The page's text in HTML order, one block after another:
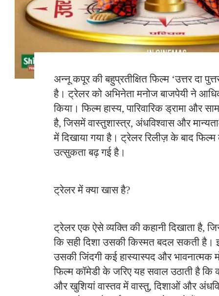
अन्नू कपूर की बहुप्रतीक्षित फिल्म ‘उत्तर दा
है। ट्रेलर को अभिनेता मनोज बाजपेयी ने
किया। फिल्म हास्य, पारिवारिक ड्रामा और
है, जिसमें वास्तुशास्त्र, अंधविश्वास और
में दिखाया गया है। ट्रेलर रिलीज़ के बाद
उत्सुकता बढ़ गई है।
ट्रेलर में क्या खास है?
ट्रेलर एक ऐसे व्यक्ति की कहानी दिखाता है,
कि सही दिशा उसकी किस्मत बदल सकती है।
उसकी जिंदगी कई हास्यास्पद और भावनात्मक
फिल्म कॉमेडी के जरिए यह सवाल उठाती है कि
और खुशियां वास्तव में वास्तु, दिशाओं और